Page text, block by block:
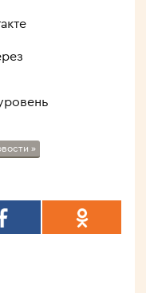
»